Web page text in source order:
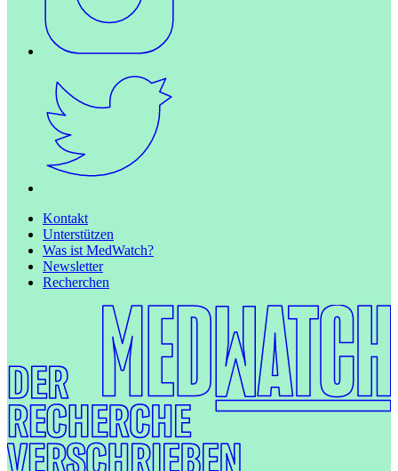
Kontakt
Unterstützen
Was ist MedWatch?
Newsletter
Recherchen